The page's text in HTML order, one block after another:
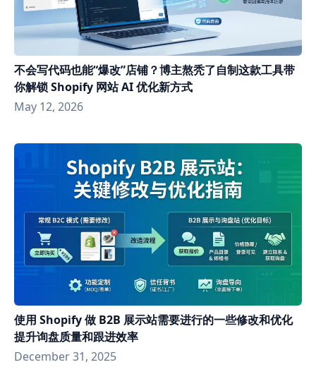
不会写代码也能“爆改”店铺？博主熬秃了自制这款工具带
你解锁 Shopify 网站 AI 优化新方式
May 12, 2026
使用 Shopify 做 B2B 展示站需要进行的一些修改和优化
提升询盘质量和跟进效率
December 31, 2025